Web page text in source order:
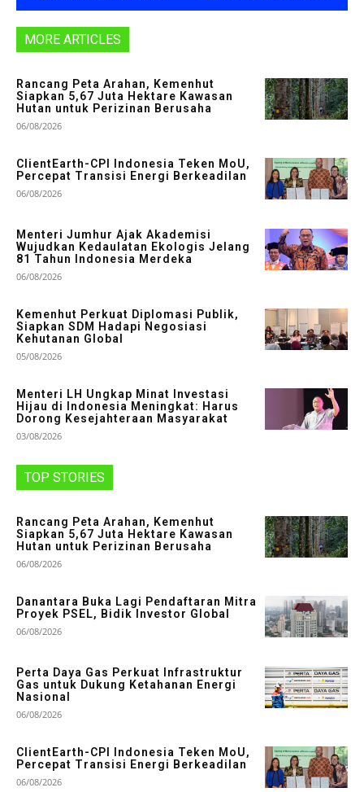
MORE ARTICLES
Rancang Peta Arahan, Kemenhut
Siapkan 5,67 Juta Hektare Kawasan
Hutan untuk Perizinan Berusaha
06/08/2026
ClientEarth-CPI Indonesia Teken MoU,
Percepat Transisi Energi Berkeadilan
06/08/2026
Menteri Jumhur Ajak Akademisi
Wujudkan Kedaulatan Ekologis Jelang
81 Tahun Indonesia Merdeka
06/08/2026
Kemenhut Perkuat Diplomasi Publik,
Siapkan SDM Hadapi Negosiasi
Kehutanan Global
05/08/2026
Menteri LH Ungkap Minat Investasi
Hijau di Indonesia Meningkat: Harus
Dorong Kesejahteraan Masyarakat
03/08/2026
TOP STORIES
Rancang Peta Arahan, Kemenhut
Siapkan 5,67 Juta Hektare Kawasan
Hutan untuk Perizinan Berusaha
06/08/2026
Danantara Buka Lagi Pendaftaran Mitra
Proyek PSEL, Bidik Investor Global
06/08/2026
Perta Daya Gas Perkuat Infrastruktur
Gas untuk Dukung Ketahanan Energi
Nasional
06/08/2026
ClientEarth-CPI Indonesia Teken MoU,
Percepat Transisi Energi Berkeadilan
06/08/2026